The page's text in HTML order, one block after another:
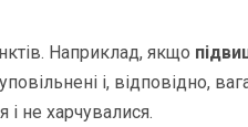
Наприклад, якщо
і, відповідно,
не харчувалися.